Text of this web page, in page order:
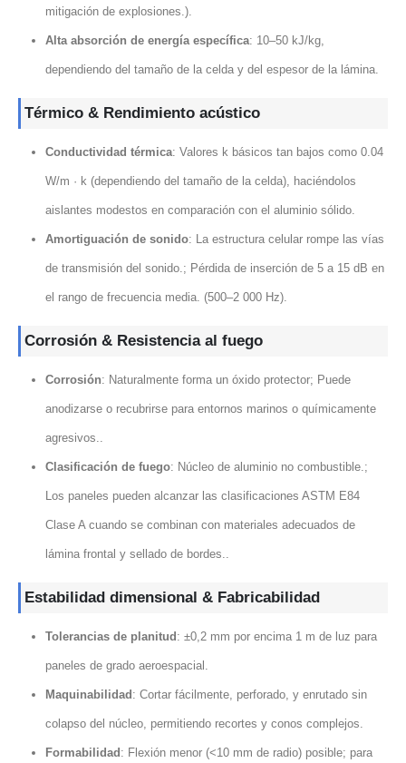
mitigación de explosiones.).
Alta absorción de energía específica: 10–50 kJ/kg,
dependiendo del tamaño de la celda y del espesor de la lámina.
Térmico & Rendimiento acústico
Conductividad térmica: Valores k básicos tan bajos como 0.04
W/m · k (dependiendo del tamaño de la celda), haciéndolos
aislantes modestos en comparación con el aluminio sólido.
Amortiguación de sonido: La estructura celular rompe las vías
de transmisión del sonido.; Pérdida de inserción de 5 a 15 dB en
el rango de frecuencia media. (500–2 000 Hz).
Corrosión & Resistencia al fuego
Corrosión: Naturalmente forma un óxido protector; Puede
anodizarse o recubrirse para entornos marinos o químicamente
agresivos..
Clasificación de fuego: Núcleo de aluminio no combustible.;
Los paneles pueden alcanzar las clasificaciones ASTM E84
Clase A cuando se combinan con materiales adecuados de
lámina frontal y sellado de bordes..
Estabilidad dimensional & Fabricabilidad
Tolerancias de planitud : ±0,2 mm por encima 1 m de luz para
paneles de grado aeroespacial.
Maquinabilidad : Cortar fácilmente, perforado, y enrutado sin
colapso del núcleo, permitiendo recortes y conos complejos.
Formabilidad : Flexión menor (<10 mm de radio) posible; para